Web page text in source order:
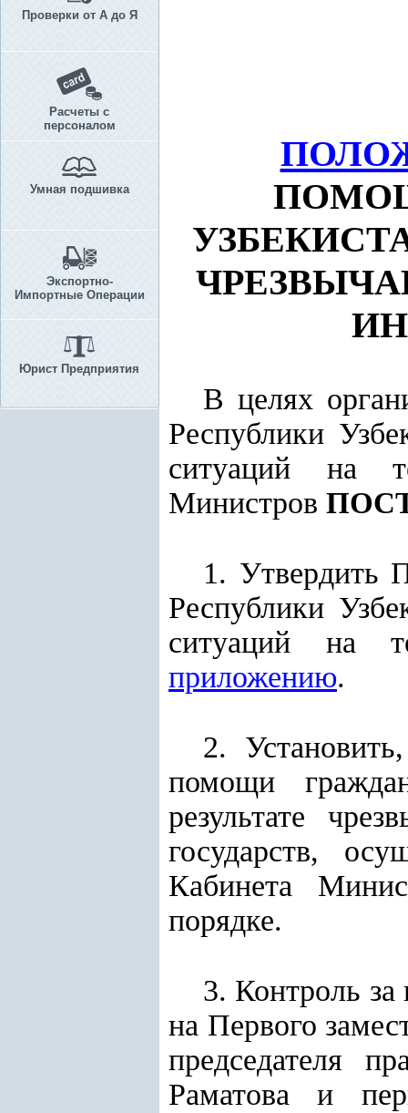
Проверки от А до Я
Расчеты с
персоналом
Умная подшивка
Экспортно-
Импортные Операции
Юрист Предприятия
В целях
Республики
ситуаций на
Министров
1. Утвердить
Республики
ситуаций на
приложению.
2.
помощи
результате
государств,
Кабинета
порядке.
3. Контроль за
на Первого
председателя
Раматова и